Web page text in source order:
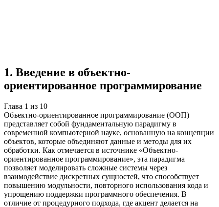
1. Введение в объектно-
ориентированное программирование
Глава 1 из 10
Объектно-ориентированное программирование (ООП)
представляет собой фундаментальную парадигму в
современной компьютерной науке, основанную на концепции
объектов, которые объединяют данные и методы для их
обработки. Как отмечается в источнике «Объектно-
ориентированное программирование», эта парадигма
позволяет моделировать сложные системы через
взаимодействие дискретных сущностей, что способствует
повышению модульности, повторного использования кода и
упрощению поддержки программного обеспечения. В
отличие от процедурного подхода, где акцент делается на